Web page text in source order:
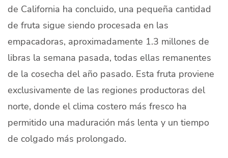
Quiénes Somos
Productores
Mercados
Contacto
de California ha concluido, una pequeña cantidad
de fruta sigue siendo procesada en las
empacadoras, aproximadamente 1.3 millones de
libras la semana pasada, todas ellas remanentes
de la cosecha del año pasado. Esta fruta proviene
exclusivamente de las regiones productoras del
norte, donde el clima costero más fresco ha
permitido una maduración más lenta y un tiempo
de colgado más prolongado.